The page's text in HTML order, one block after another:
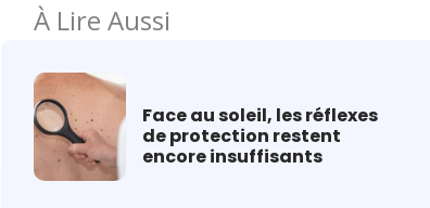
À Lire Aussi
Face au soleil, les réflexes
de protection restent
encore insuffisants